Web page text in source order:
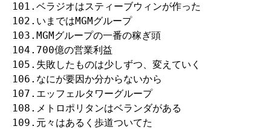
101.ベラジオはスティーブウィンが作った
102.いまではMGMグループ
103.MGMグループの一番の稼ぎ頭
104.700億の営業利益
105.失敗したものは少しずつ、変えていく
106.なにが要因か分からないから
107.エッフェルタワーグループ
108.メトロポリタンはベランダがある
109.元々はあるく歩道ついてた